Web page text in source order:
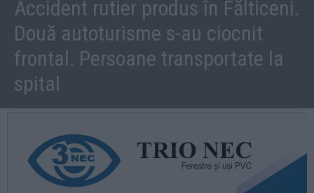
Accident rutier produs în Fălticeni.
Două autoturisme s-au ciocnit
frontal. Persoane transportate la
spital